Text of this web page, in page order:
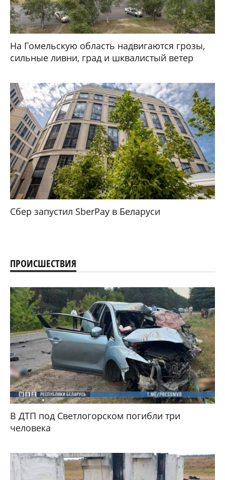
На Гомельскую область надвигаются грозы,
сильные ливни, град и шквалистый ветер
Сбер запустил SberPay в Беларуси
ПРОИСШЕСТВИЯ
В ДТП под Светлогорском погибли три
человека